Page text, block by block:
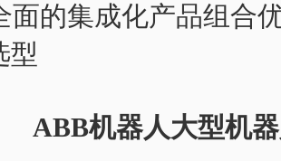
面的集成化产品组合
型
ABB机器人大型机